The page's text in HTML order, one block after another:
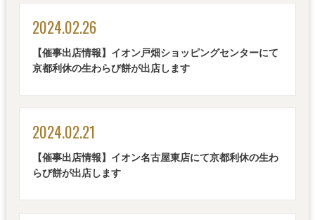
2024.02.26
【催事出店情報】イオン戸畑ショッピングセンターにて
京都利休の生わらび餅が出店します
2024.02.21
【催事出店情報】イオン名古屋東店にて京都利休の生わ
らび餅が出店します